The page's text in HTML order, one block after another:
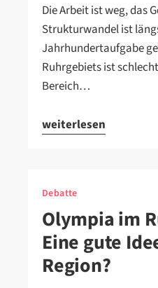
Die Arbeit ist weg, das
Strukturwandel ist
Jahrhundertaufgabe
Ruhrgebiets ist
Bereich…
weiterlesen
Debatte
Olympia im
Eine gute
Region?